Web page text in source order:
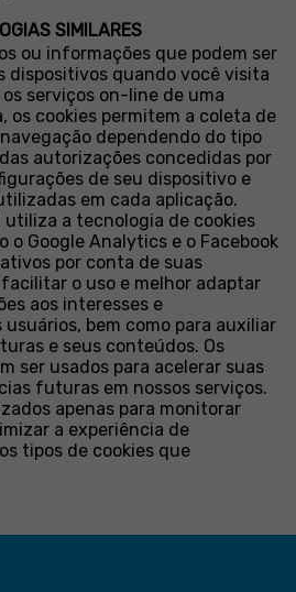
SIMILARES
ou informações que podem ser
dispositivos quando você visita
serviços on-line de uma
os cookies permitem a coleta de
dependendo do tipo
autorizações concedidas por
de seu dispositivo e
em cada aplicação.
utiliza a tecnologia de cookies
o Google Analytics e o Facebook
por conta de suas
o uso e melhor adaptar
aos interesses e
bem como para auxiliar
e seus conteúdos. Os
ser usados para acelerar suas
futuras em nossos serviços.
apenas para monitorar
a experiência de
tipos de cookies que